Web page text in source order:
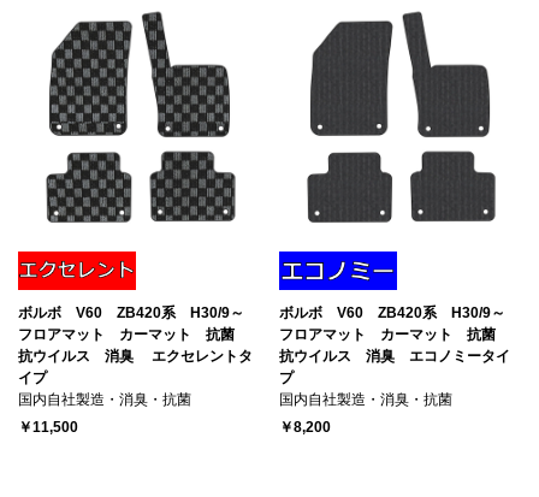
ボルボ V60 ZB420系 H30/9～
フロアマット カーマット 抗菌
抗ウイルス 消臭 エクセレントタ
イプ
国内自社製造・消臭・抗菌
￥11,500
ボルボ V60 ZB420系 H30/9～
フロアマット カーマット 抗菌
抗ウイルス 消臭 エコノミータイ
プ
国内自社製造・消臭・抗菌
￥8,200